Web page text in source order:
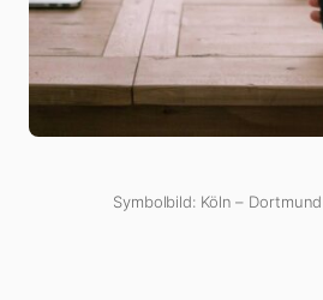
Symbolbild: Köln –